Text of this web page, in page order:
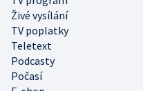
Živé vysílání
TV poplatky
Teletext
Podcasty
Počasí